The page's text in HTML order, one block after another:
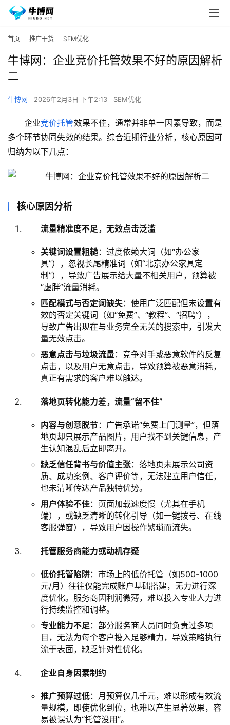
首页 推广干货 SEM优化
牛博网：企业竞价托管效果不好的原因解析
二
牛博网 2026年2月3日 下午2:13 SEM优化
企业竞价托管效果不佳，通常并非单一因素导致，而是
多个环节协同失效的结果。综合近期行业分析，核心原因可
归纳为以下几点：
核心原因分析
流量精准度不足，无效点击泛滥
关键词设置粗糙‌：过度依赖大词（如“办公家
具”），忽视长尾精准词（如“北京办公家具定
制”），导致广告展示给大量不相关用户，预算被
“虚胖”流量消耗。
匹配模式与否定词缺失‌：使用广泛匹配但未设置有
效的否定关键词（如“免费”、“教程”、“招聘”），
导致广告出现在与业务完全无关的搜索中，引发大
量无效点击。
恶意点击与垃圾流量‌：竞争对手或恶意软件的反复
点击，以及用户无意点击，导致预算被恶意消耗，
真正有需求的客户难以触达。‌
落地页转化能力差，流量“留不住”
内容与创意脱节‌：广告承诺“免费上门测量”，但落
地页却只展示产品图片，用户找不到关键信息，产
生认知混乱后立即离开。
缺乏信任背书与价值主张‌：落地页未展示公司资
质、成功案例、客户评价等，无法建立用户信任，
也未清晰传达产品独特优势。
用户体验不佳‌：页面加载速度慢（尤其在手机
端），或缺乏清晰的转化引导（如一键拨号、在线
客服弹窗），导致用户因操作繁琐而流失。
托管服务商能力或动机存疑
低价托管陷阱‌：市场上的低价托管（如500-1000
元/月）往往仅能完成账户基础搭建，无力进行深
度优化。服务商因利润微薄，难以投入专业人力进
行持续监控和调整。
专业能力不足 ‌：部分服务商人员同时负责过多项
目，无法为每个客户投入足够精力，导致策略执行
流于表面，缺乏针对性优化。
企业自身因素制约
推广预算过低‌：月预算仅几千元，难以形成有效流
量规模，即使优化到位，也难以产生显著效果，容
易被误认为“托管没用”。